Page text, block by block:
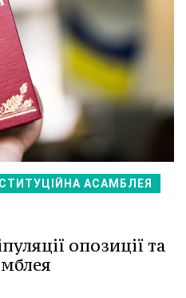
АСАМБЛЕЯ
опозиції та